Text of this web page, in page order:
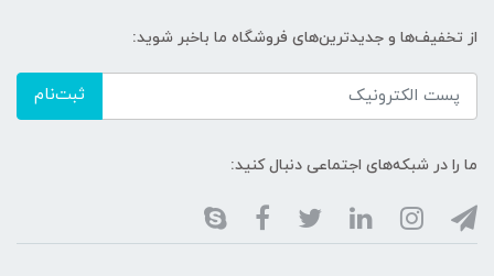
از تخفیف‌ها و جدیدترین‌های فروشگاه ما باخبر شوید:
ثبت‌نام
ما را در شبکه‌های اجتماعی دنبال کنید: